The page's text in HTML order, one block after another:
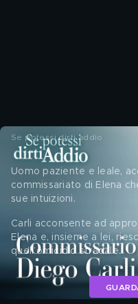
Se potessi dirti addio
Uomo paziente e leale,
commissariato di Elena
sue intuizioni.
Carli acconsente ad
Elena e, insieme a lei,
quell’omicidio stradale.